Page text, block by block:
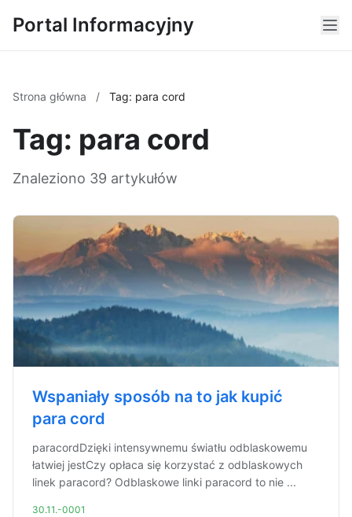
Portal Informacyjny
Strona główna / Tag: para cord
Tag: para cord
Znaleziono 39 artykułów
Wspaniały sposób na to jak kupić
para cord
paracordDzięki intensywnemu światłu odblaskowemu
łatwiej jestCzy opłaca się korzystać z odblaskowych
linek paracord? Odblaskowe linki paracord to nie ...
30.11.-0001